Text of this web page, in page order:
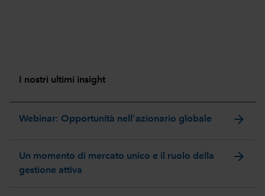
I nostri ultimi insight
Webinar: Opportunità nell'azionario globale arrow_forward
Un momento di mercato unico e il ruolo della
gestione attiva
arrow_forward